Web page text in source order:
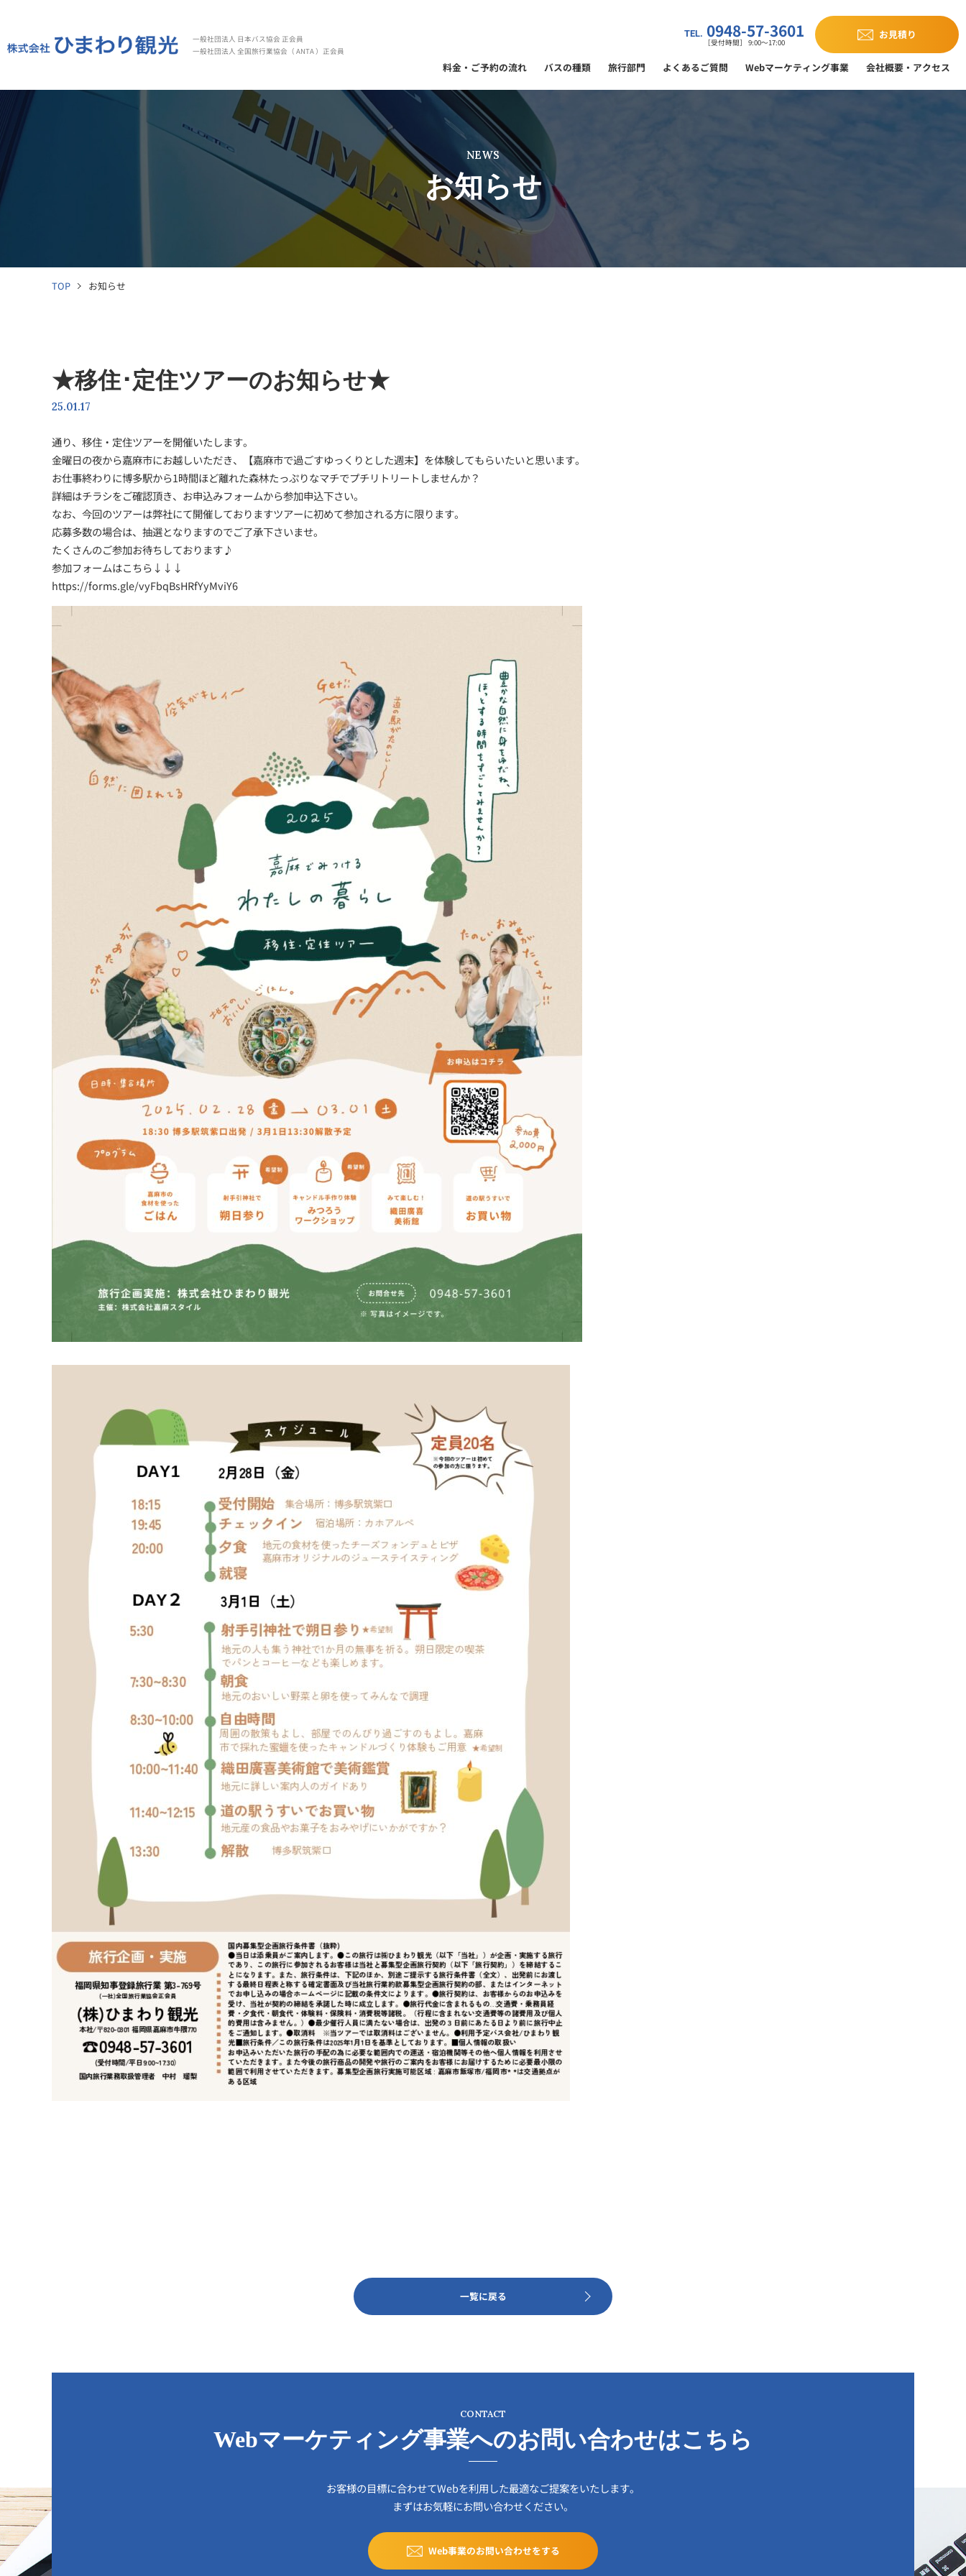
一般社団法人 日本バス協会 正会員
一般社団法人 全国旅行業協会（ ANTA ）正会員
料金・ご予約の流れ バスの種類 旅行部門 よくあるご質問 Webマーケティング事業 会社概要・アクセス
TEL. 0948-57-3601
［受付時間］ 9:00～17:00
お見積り
NEWS
お知らせ
TOP お知らせ
★移住･定住ツアーのお知らせ★
25.01.17
通り、移住・定住ツアーを開催いたします。
金曜日の夜から嘉麻市にお越しいただき、【嘉麻市で過ごすゆっくりとした週末】を体験してもらいたいと思います。
お仕事終わりに博多駅から1時間ほど離れた森林たっぷりなマチでプチリトリートしませんか？
詳細はチラシをご確認頂き、お申込みフォームから参加申込下さい。
なお、今回のツアーは弊社にて開催しておりますツアーに初めて参加される方に限ります。
応募多数の場合は、抽選となりますのでご了承下さいませ。
たくさんのご参加お待ちしております♪
参加フォームはこちら↓↓↓
https://forms.gle/vyFbqBsHRfYyMviY6
一覧に戻る
CONTACT
Webマーケティング事業へのお問い合わせはこちら
お客様の目標に合わせてWebを利用した最適なご提案をいたします。
まずはお気軽にお問い合わせください。
Web事業のお問い合わせをする